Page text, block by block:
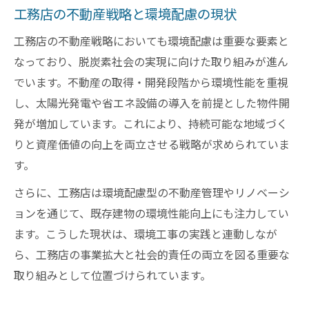
工務店の不動産戦略と環境配慮の現状
工務店の不動産戦略においても環境配慮は重要な要素と
なっており、脱炭素社会の実現に向けた取り組みが進ん
でいます。不動産の取得・開発段階から環境性能を重視
し、太陽光発電や省エネ設備の導入を前提とした物件開
発が増加しています。これにより、持続可能な地域づく
りと資産価値の向上を両立させる戦略が求められていま
す。
さらに、工務店は環境配慮型の不動産管理やリノベーシ
ョンを通じて、既存建物の環境性能向上にも注力してい
ます。こうした現状は、環境工事の実践と連動しなが
ら、工務店の事業拡大と社会的責任の両立を図る重要な
取り組みとして位置づけられています。